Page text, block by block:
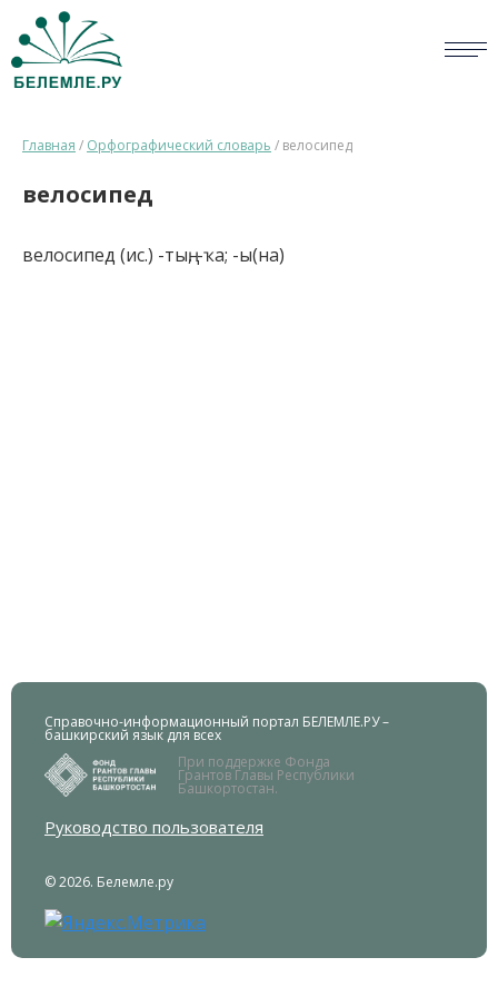
ОПРОС
СПРАВКА
Главная / Орфографический словарь / велосипед
велосипед
велосипед (ис.) -тың, -ҡа; -ы(на)
Справочно-информационный портал БЕЛЕМЛЕ.РУ –
башкирский язык для всех
При поддержке Фонда
Грантов Главы Республики
Башкортостан.
Руководство пользователя
© 2026. Белемле.ру